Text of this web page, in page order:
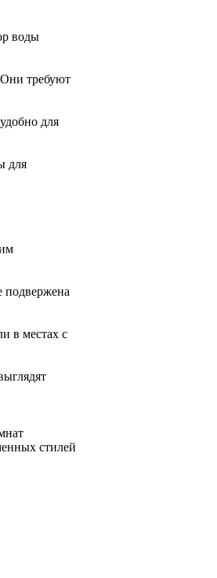
воды
требуют
для
для
подвержена
в местах с
стилей